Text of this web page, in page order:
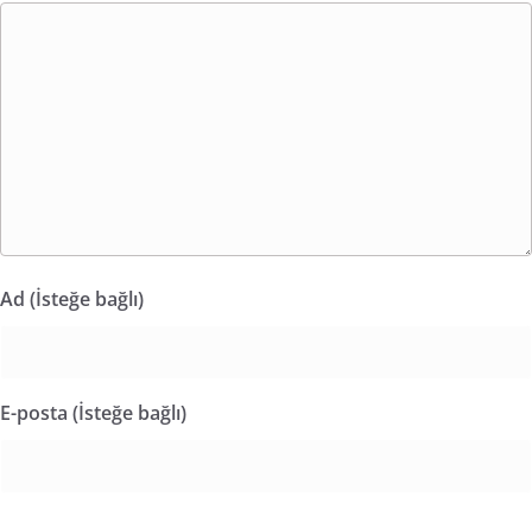
Ad (İsteğe bağlı)
E-posta (İsteğe bağlı)